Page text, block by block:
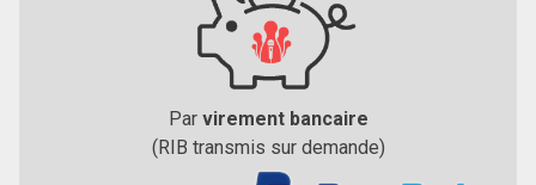
Par virement bancaire
(RIB transmis sur demande)